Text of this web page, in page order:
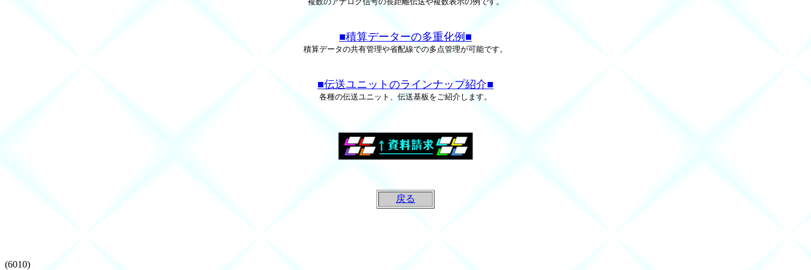
■積算データーの多重化例■
積算データの共有管理や省配線での多点管理が可能です。
■伝送ユニットのラインナップ紹介■
各種の伝送ユニット、伝送基板をご紹介します。
戻る
(6010)